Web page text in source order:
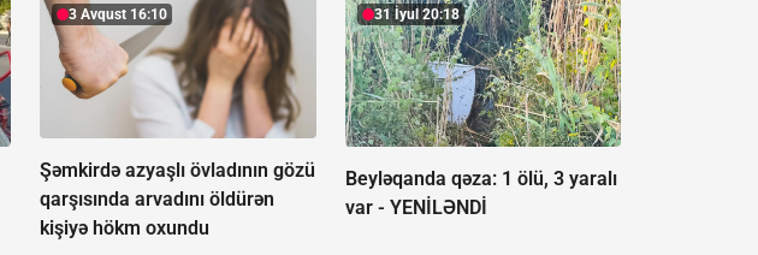
3 Avqust 16:10
Şəmkirdə azyaşlı övladının gözü
qarşısında arvadını öldürən
kişiyə hökm oxundu
31 İyul 20:18
Beyləqanda qəza: 1 ölü, 3 yaralı
var - YENİLƏNDİ